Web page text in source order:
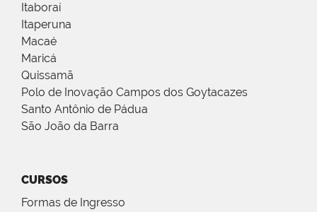
Itaboraí
Itaperuna
Macaé
Maricá
Quissamã
Polo de Inovação Campos dos Goytacazes
Santo Antônio de Pádua
São João da Barra
CURSOS
Formas de Ingresso